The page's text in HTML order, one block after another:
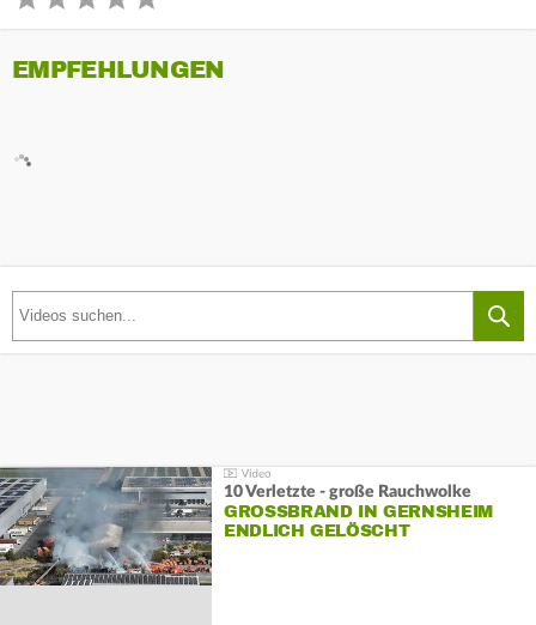
EMPFEHLUNGEN
10 Verletzte - große Rauchwolke
GROSSBRAND IN GERNSHEIM E
NDLICH GELÖSCHT